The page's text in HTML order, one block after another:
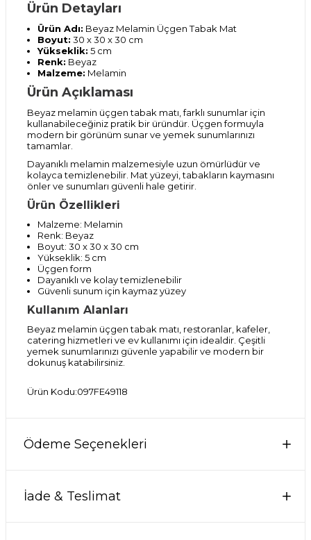
Ürün Detayları
Ürün Adı: Beyaz Melamin Üçgen Tabak Mat
Boyut: 30 x 30 x 30 cm
Yükseklik: 5 cm
Renk: Beyaz
Malzeme: Melamin
Ürün Açıklaması
Beyaz melamin üçgen tabak matı, farklı sunumlar için
kullanabileceğiniz pratik bir üründür. Üçgen formuyla
modern bir görünüm sunar ve yemek sunumlarınızı
tamamlar.
Dayanıklı melamin malzemesiyle uzun ömürlüdür ve
kolayca temizlenebilir. Mat yüzeyi, tabakların kaymasını
önler ve sunumları güvenli hale getirir.
Ürün Özellikleri
Malzeme: Melamin
Renk: Beyaz
Boyut: 30 x 30 x 30 cm
Yükseklik: 5 cm
Üçgen form
Dayanıklı ve kolay temizlenebilir
Güvenli sunum için kaymaz yüzey
Kullanım Alanları
Beyaz melamin üçgen tabak matı, restoranlar, kafeler,
catering hizmetleri ve ev kullanımı için idealdir. Çeşitli
yemek sunumlarınızı güvenle yapabilir ve modern bir
dokunuş katabilirsiniz.
Ürün Kodu:097FE49118
Ödeme Seçenekleri
İade & Teslimat